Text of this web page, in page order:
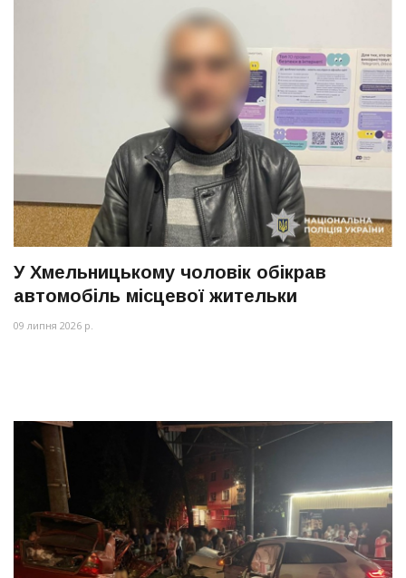
У Хмельницькому чоловік обікрав
автомобіль місцевої жительки
09 липня 2026 р.